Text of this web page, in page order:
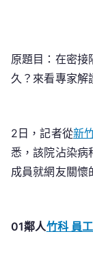
隔
離
何
防
穿
染
原題目：在密接
久？來看專家解
2日，記者從新
悉，該院沾染病
成員就網友關懷
01鄰人竹科 員